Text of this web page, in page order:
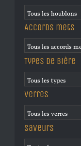
Accords mets
Types de bière
Verres
Saveurs